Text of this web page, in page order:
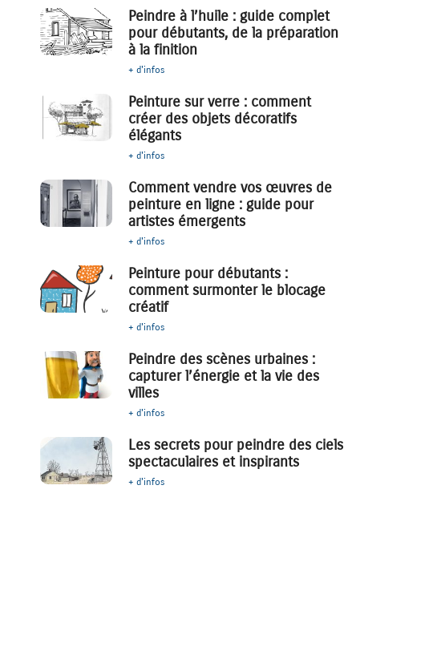
Peindre à l’huile : guide complet
pour débutants, de la préparation
à la finition
+ d'infos
Peinture sur verre : comment
créer des objets décoratifs
élégants
+ d'infos
Comment vendre vos œuvres de
peinture en ligne : guide pour
artistes émergents
+ d'infos
Peinture pour débutants :
comment surmonter le blocage
créatif
+ d'infos
Peindre des scènes urbaines :
capturer l’énergie et la vie des
villes
+ d'infos
Les secrets pour peindre des ciels
spectaculaires et inspirants
+ d'infos